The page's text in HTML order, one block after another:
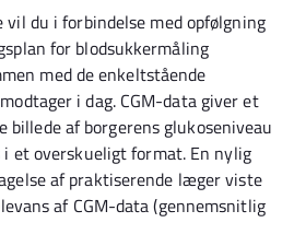
du i forbindelse med opfølgning
for blodsukkermåling
med de enkeltstående
i dag. CGM-data giver et
billede af borgerens glukoseniveau
et overskueligt format. En nylig
af praktiserende læger viste
af CGM-data (gennemsnitlig